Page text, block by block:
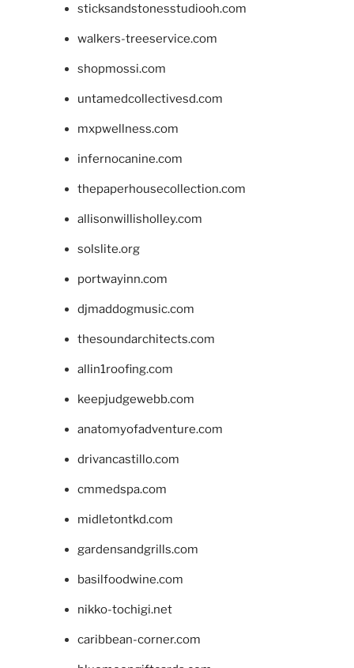
sticksandstonesstudiooh.com
walkers-treeservice.com
shopmossi.com
untamedcollectivesd.com
mxpwellness.com
infernocanine.com
thepaperhousecollection.com
allisonwillisholley.com
solslite.org
portwayinn.com
djmaddogmusic.com
thesoundarchitects.com
allin1roofing.com
keepjudgewebb.com
anatomyofadventure.com
drivancastillo.com
cmmedspa.com
midletontkd.com
gardensandgrills.com
basilfoodwine.com
nikko-tochigi.net
caribbean-corner.com